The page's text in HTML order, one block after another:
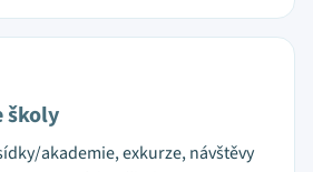
školy
akademie, exkurze, návštěvy